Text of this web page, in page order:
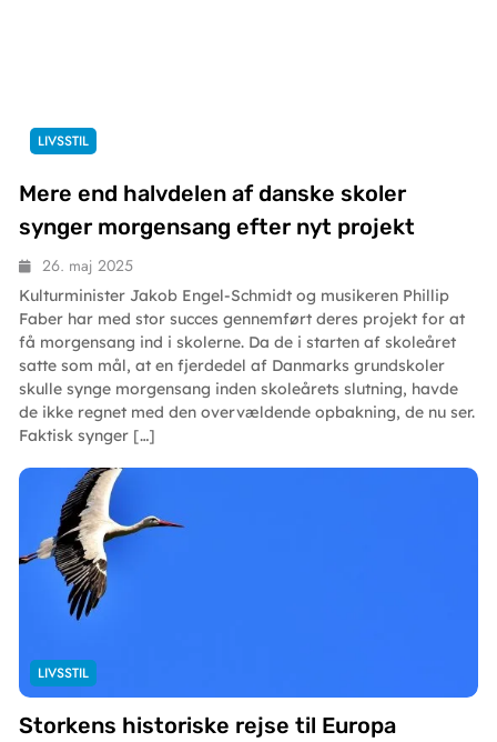
LIVSSTIL
Mere end halvdelen af danske skoler
synger morgensang efter nyt projekt
26. maj 2025
Kulturminister Jakob Engel-Schmidt og musikeren Phillip
Faber har med stor succes gennemført deres projekt for at
få morgensang ind i skolerne. Da de i starten af skoleåret
satte som mål, at en fjerdedel af Danmarks grundskoler
skulle synge morgensang inden skoleårets slutning, havde
de ikke regnet med den overvældende opbakning, de nu ser.
Faktisk synger […]
LIVSSTIL
Storkens historiske rejse til Europa